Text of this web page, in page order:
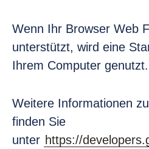
Wenn Ihr Browser Web
unterstützt, wird eine
Ihrem Computer genutzt.
Weitere Informationen
finden Sie
unter https://